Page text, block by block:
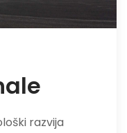
razvija